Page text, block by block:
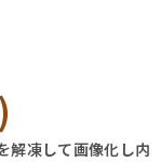
解凍して画像化し内